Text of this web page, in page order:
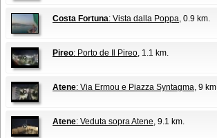
Costa Fortuna: Vista dalla Poppa , 0.9 km.
Pireo: Porto de Il Pireo , 1.1 km.
Atene: Via Ermou e Piazza Syntagma , 9 km.
Atene: Veduta sopra Atene , 9.1 km.